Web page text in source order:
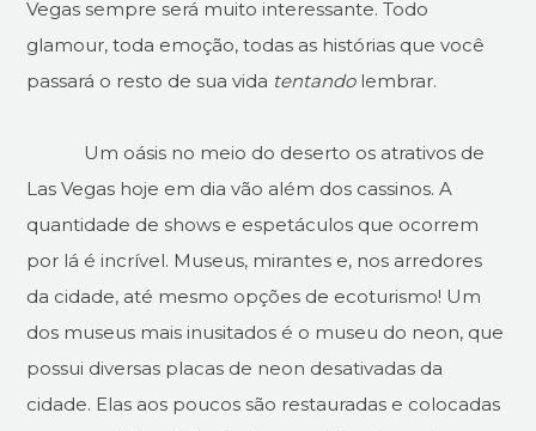
Vegas sempre será muito interessante. Todo
glamour, toda emoção, todas as histórias que você
passará o resto de sua vida tentandolembrar.
Um oásis no meio do deserto os atrativos de
Las Vegas hoje em dia vão além dos cassinos. A
quantidade de shows e espetáculos que ocorrem
por lá é incrível. Museus, mirantes e, nos arredores
da cidade, até mesmo opções de ecoturismo! Um
dos museus mais inusitados é o museu do neon, que
possui diversas placas de neon desativadas da
cidade. Elas aos poucos são restauradas e colocadas